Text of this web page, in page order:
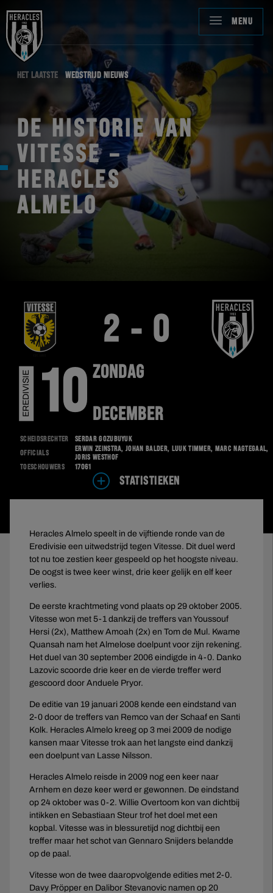
MENU
HET LAATSTE WEDSTRIJD NIEUWS
DE HISTORIE VAN
VITESSE –
HERACLES
ALMELO
EREDIVISIE 10 ZONDAG
DECEMBER
2 - 0
Scheidsrechter
Serdar Gözübüyük
Officials
Erwin Zeinstra, Johan Balder, Luuk Timmer, Marc Nagtegaal,
Joris Westhof
Toeschouwers
17061
STATISTIEKEN
Heracles Almelo speelt in de vijftiende ronde van de
Eredivisie een uitwedstrijd tegen Vitesse. Dit duel werd
tot nu toe zestien keer gespeeld op het hoogste niveau.
De oogst is twee keer winst, drie keer gelijk en elf keer
verlies.
De eerste krachtmeting vond plaats op 29 oktober 2005.
Vitesse won met 5-1 dankzij de treffers van Youssouf
Hersi (2x), Matthew Amoah (2x) en Tom de Mul. Kwame
Quansah nam het Almelose doelpunt voor zijn rekening.
Het duel van 30 september 2006 eindigde in 4-0. Danko
Lazovic scoorde drie keer en de vierde treffer werd
gescoord door Anduele Pryor.
De editie van 19 januari 2008 kende een eindstand van
2-0 door de treffers van Remco van der Schaaf en Santi
Kolk. Heracles Almelo kreeg op 3 mei 2009 de nodige
kansen maar Vitesse trok aan het langste eind dankzij
een doelpunt van Lasse Nilsson.
Heracles Almelo reisde in 2009 nog een keer naar
Arnhem en deze keer werd er gewonnen. De eindstand
op 24 oktober was 0-2. Willie Overtoom kon van dichtbij
intikken en Sebastiaan Steur trof het doel met een
kopbal. Vitesse was in blessuretijd nog dichtbij een
treffer maar het schot van Gennaro Snijders belandde
op de paal.
Vitesse won de twee daaropvolgende edities met 2-0.
Davy Pröpper en Dalibor Stevanovic namen op 20